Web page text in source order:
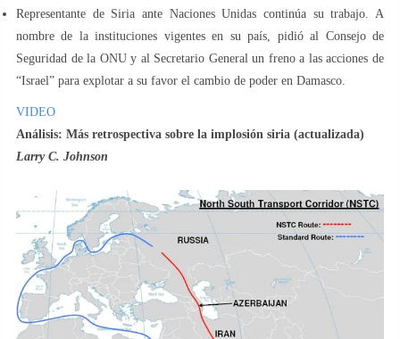
Representante de Siria ante Naciones Unidas continúa su trabajo. A
nombre de la instituciones vigentes en su país, pidió al Consejo de
Seguridad de la ONU y al Secretario General un freno a las acciones de
“Israel” para explotar a su favor el cambio de poder en Damasco.
VIDEO
Análisis: Más retrospectiva sobre la implosión siria (actualizada)
Larry C. Johnson